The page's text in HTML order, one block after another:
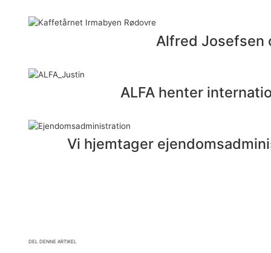
Alfred Josefsen
ALFA henter
Vi hjemtager
Del denne artikel